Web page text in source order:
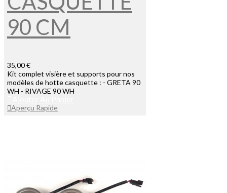
90 CM
35,00 €
Kit complet visière et supports pour nos
modèles de hotte casquette : - GRETA 90
WH - RIVAGE 90 WH
Aperçu Rapide